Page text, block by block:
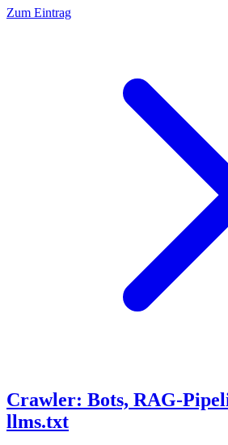
Zum Eintrag
Crawler: Bots, RAG-
llms.txt